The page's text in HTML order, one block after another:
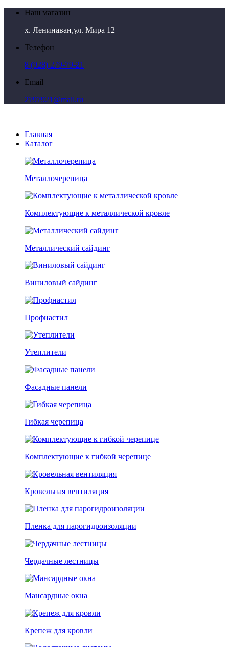
Наш магазин
х. Ленинаван,ул. Мира 12
Телефон
8 (928) 279-79-21
Email
2797921@mail.ru
Главная
Каталог
Металлочерепица
Комплектующие к металлической кровле
Металлический сайдинг
Виниловый сайдинг
Профнастил
Утеплители
Фасадные панели
Гибкая черепица
Комплектующие к гибкой черепице
Кровельная вентиляция
Пленка для парогидроизоляции
Чердачные лестницы
Мансардные окна
Крепеж для кровли